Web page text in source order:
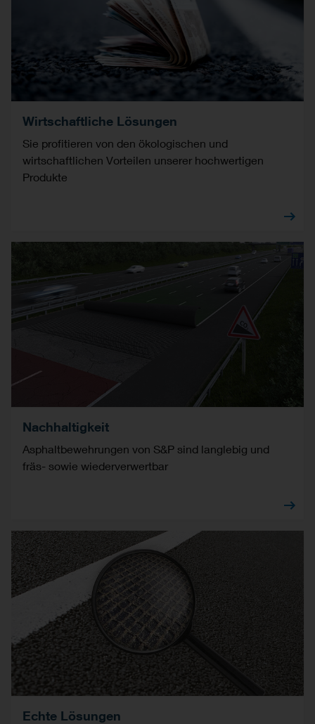
Wirtschaftliche Lösungen
Sie profitieren von den ökologischen und
wirtschaftlichen Vorteilen unserer hochwertigen
Produkte
Nachhaltigkeit
Asphaltbewehrungen von S&P sind langlebig und
fräs- sowie wiederverwertbar
Echte Lösungen